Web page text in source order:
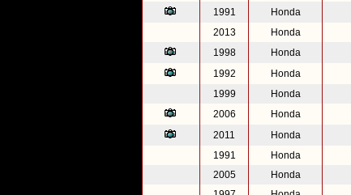
1991 Honda
2013 Honda
1998 Honda
1992 Honda
1999 Honda
2006 Honda
2011 Honda
1991 Honda
2005 Honda